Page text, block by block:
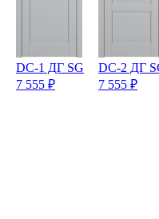
DC-1 ДГ SG
7 555 ₽
DC-2 ДГ
7 555 ₽